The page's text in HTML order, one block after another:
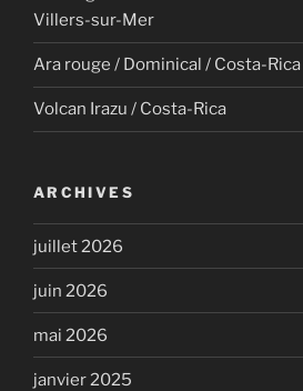
Villers-sur-Mer
Ara rouge / Dominical / Costa-Rica
Volcan Irazu / Costa-Rica
ARCHIVES
juillet 2026
juin 2026
mai 2026
janvier 2025